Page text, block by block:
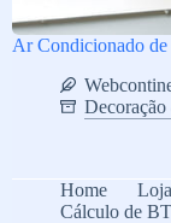
Ar Condicionado de
Decoração
Home Loja
Cálculo de